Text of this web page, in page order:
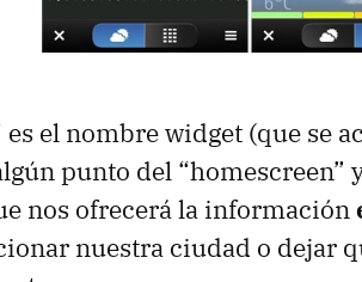
es el nombre widget (que se
punto del “homescreen”
nos ofrecerá la información
nuestra ciudad o dejar